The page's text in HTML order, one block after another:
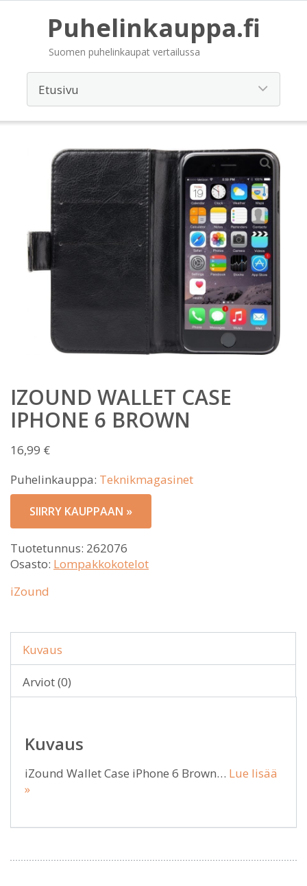
Puhelinkauppa.fi
Suomen puhelinkaupat vertailussa
IZOUND WALLET CASE
IPHONE 6 BROWN
16,99 €
Puhelinkauppa: Teknikmagasinet
SIIRRY KAUPPAAN »
Tuotetunnus: 262076
Osasto: Lompakkokotelot
iZound
Kuvaus
Arviot (0)
Kuvaus
iZound Wallet Case iPhone 6 Brown… Lue lisää
»